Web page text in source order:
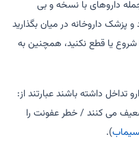
داروهای با نسخه و بی
داروخانه در میان بگذارید
یا قطع نکنید، همچنین به
داشته باشند عبارتند از:
می کنند / خطر عفونت را
).